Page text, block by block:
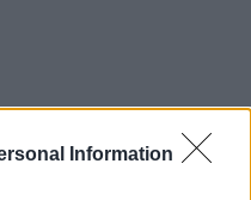
Information